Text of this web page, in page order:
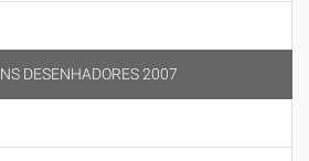
DESENHADORES 2007